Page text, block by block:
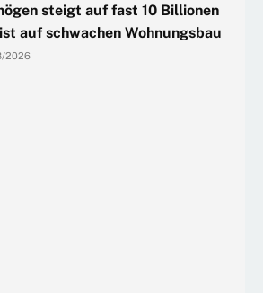
steigt auf fast 10 Billionen
auf schwachen Wohnungsbau
2026